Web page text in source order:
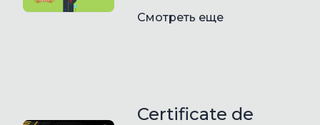
Смотреть еще
Certificate de